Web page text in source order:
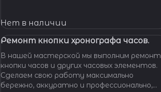
Нет в наличии
Ремонт кнопки хронографа часов.
В нашей мастерской мы выполним ремонт
кнопки часов и других часовых элементов.
Сделаем свою работу максимально
бережно, аккуратно и профессионально,